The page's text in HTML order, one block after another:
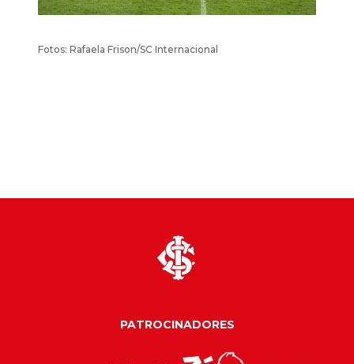
Fotos: Rafaela Frison/SC Internacional
PATROCINADORES